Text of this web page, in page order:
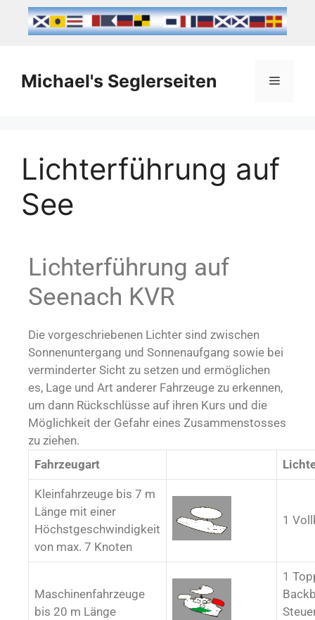
Michael's Seglerseiten
Lichterführung auf
See
Lichterführung auf
Seenach KVR
Die vorgeschriebenen Lichter sind zwischen
Sonnenuntergang und Sonnenaufgang sowie bei
verminderter Sicht zu setzen und ermöglichen
es, Lage und Art anderer Fahrzeuge zu erkennen,
um dann Rückschlüsse auf ihren Kurs und die
Möglichkeit der Gefahr eines Zusammenstosses
zu ziehen.
Fahrzeugart
Kleinfahrzeuge bis 7 m
Länge mit einer
Höchstgeschwindigkeit
von max. 7 Knoten
1
Maschinenfahrzeuge
bis 20 m Länge
1